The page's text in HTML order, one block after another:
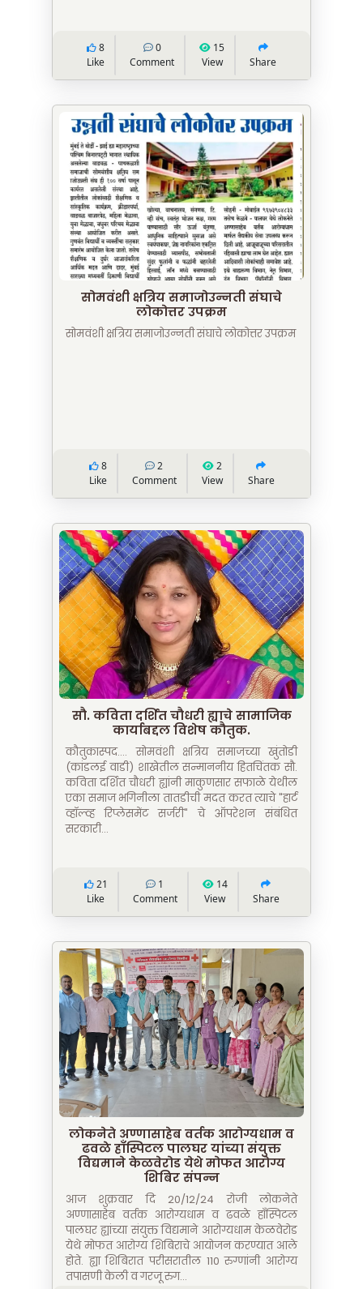
8
Like
0
Comment
15
View
Share
सोमवंशी क्षत्रिय समाजोउन्नती संघाचे
लोकोत्तर उपक्रम
सोमवंशी क्षत्रिय समाजोउन्नती संघाचे लोकोत्तर उपक्रम
8
Like
2
Comment
2
View
Share
सौ. कविता दर्शित चौधरी ह्याचे सामाजिक
कार्याबद्दल विशेष कौतुक.
कौतुकास्पद.... सोमवंशी क्षत्रिय समाजच्या खुंतोडी
(कांडलई वाडी) शाखेतील सन्माननीय हितचिंतक सौ.
कविता दर्शित चौधरी ह्यांनी माकुणसार सफाळे येथील
एका समाज भगिनीला तातडीची मदत करत त्याचे "हार्ट
व्हॉल्व्ह रिप्लेसमेंट सर्जरी" चे ऑपरेशन संबंधित
सरकारी...
21
Like
1
Comment
14
View
Share
लोकनेते अण्णासाहेब वर्तक आरोग्यधाम व
ढवळे हाँस्पिटल पालघर यांच्या संयुक्त
विद्यमाने केळवेरोड येथे मोफत आरोग्य
शिबिर संपन्न
आज शुक्रवार दि 20/12/24 रोजी लोकनेते
अण्णासाहेब वर्तक आरोग्यधाम व ढवळे हाँस्पिटल
पालघर ह्यांच्या संयुक्त विद्यमाने आरोग्यधाम केळवेरोड
येथे मोफत आरोग्य शिबिराचे आयोजन करण्यात आले
होते. ह्या शिबिरात परीसरातील 110 रुग्णांनी आरोग्य
तपासणी केली व गरजू रुग...